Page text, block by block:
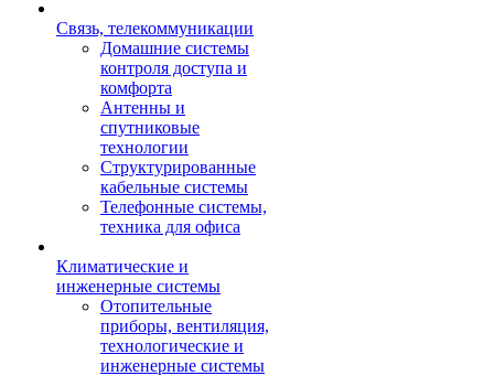
Связь, телекоммуникации
Домашние системы
контроля доступа и
комфорта
Антенны и
спутниковые
технологии
Структурированные
кабельные системы
Телефонные системы,
техника для офиса
Климатические и
инженерные системы
Отопительные
приборы, вентиляция,
технологические и
инженерные системы